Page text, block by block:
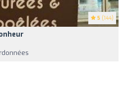
5 (144)